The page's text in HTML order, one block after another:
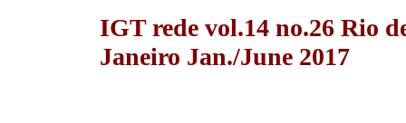
IGT rede vol.14 no.26 Rio
Janeiro Jan./June 2017